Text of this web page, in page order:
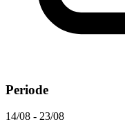
Periode
14/08 - 23/08